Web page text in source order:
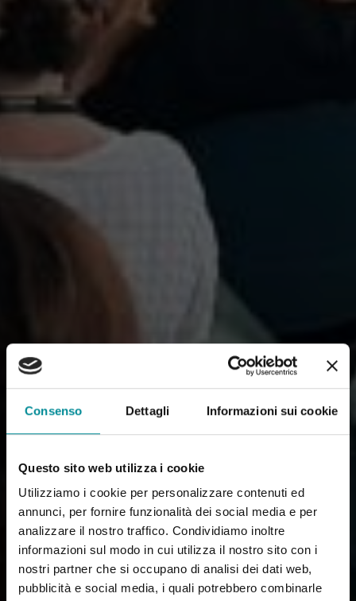
Consenso Dettagli Informazioni sui cookie
Questo sito web utilizza i cookie
Utilizziamo i cookie per personalizzare contenuti ed
annunci, per fornire funzionalità dei social media e per
analizzare il nostro traffico. Condividiamo inoltre
informazioni sul modo in cui utilizza il nostro sito con i
nostri partner che si occupano di analisi dei dati web,
pubblicità e social media, i quali potrebbero combinarle